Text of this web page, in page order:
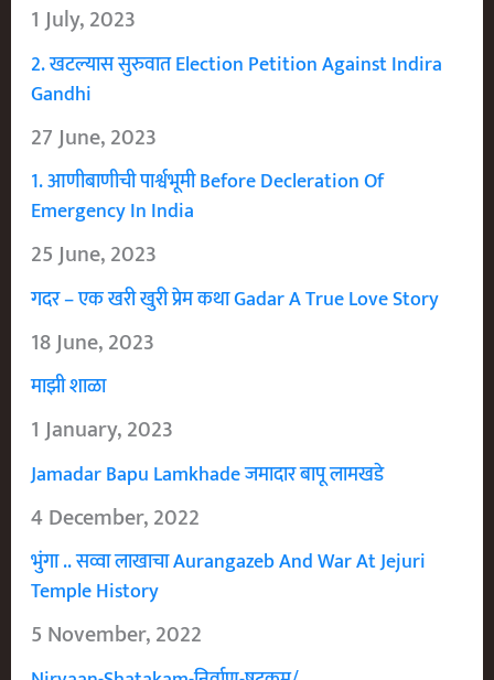
1 July, 2023
2. खटल्यास सुरुवात Election Petition Against Indira
Gandhi
27 June, 2023
1. आणीबाणीची पार्श्वभूमी Before Decleration Of
Emergency In India
25 June, 2023
गदर – एक खरी खुरी प्रेम कथा Gadar A True Love Story
18 June, 2023
माझी शाळा
1 January, 2023
Jamadar Bapu Lamkhade जमादार बापू लामखडे
4 December, 2022
भुंगा .. सव्वा लाखाचा Aurangazeb And War At Jejuri
Temple History
5 November, 2022